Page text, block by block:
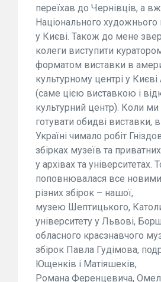
переїхав до Чернівців, а
Національного
у Києві. Також до мене
колеги виступити
форматом виставки в
культурному центрі у
(саме цією виставкою і
культурний центр). Коли ми
готувати обидві виставки,
Україні чимало робіт
збірках музеїв та
у архівах та університетах.
поповнювалася все
різних збірок – нашої,
музею Шептицького,
університету у Львові,
обласного краєзнавчого
збірок Павла Гудімова,
Ющенків і Матіяшеків,
Романа Ференцевича,